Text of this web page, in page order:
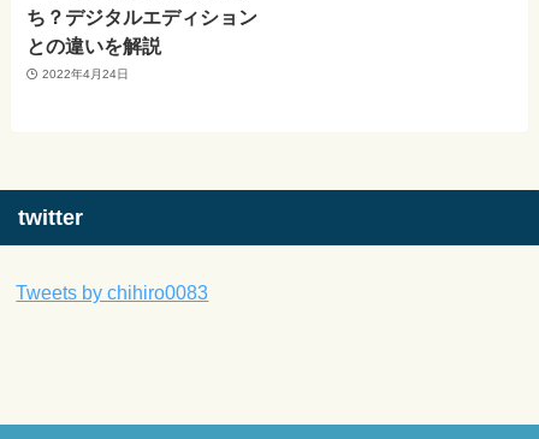
ち？デジタルエディション
との違いを解説
2022年4月24日
twitter
Tweets by chihiro0083